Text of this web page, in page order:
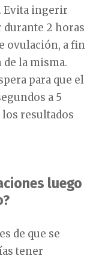
Evita ingerir
2 horas
ovulación, a fin
la misma.
para que el
a 5
resultados
luego
de que se
tener